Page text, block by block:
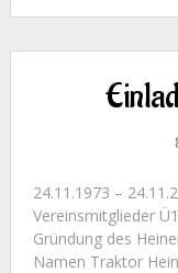
24.11.1973 –
Vereinsmitglieder
Gründung des
Namen Traktor